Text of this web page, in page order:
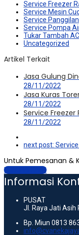
Service Freezer
Service Mesin
Service Panggilan
Service Pompa
Tukar Tambah
Uncategorized
Artikel Terkait
Jasa Gulung
28/11/2022
Jasa Kuras
28/11/2022
Service Freezer
28/11/2022
next post:
Untuk Pemesanan &
Hubungi Kami
Informasi
PUSAT
Jl. Raya Jati Asih
Bp. Miun 0813